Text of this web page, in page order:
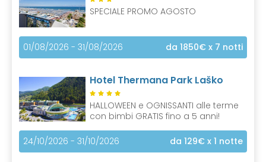
SPECIALE PROMO AGOSTO
01/08/2026 - 31/08/2026 da 1850€ x 7 notti
Hotel Thermana Park Laško
HALLOWEEN e OGNISSANTI alle terme
con bimbi GRATIS fino a 5 anni!
24/10/2026 - 31/10/2026 da 129€ x 1 notte